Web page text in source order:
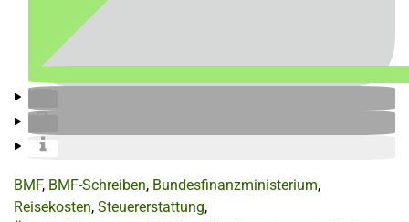
BMF, BMF-Schreiben, Bundesfinanzministerium,
Reisekosten, Steuererstattung,